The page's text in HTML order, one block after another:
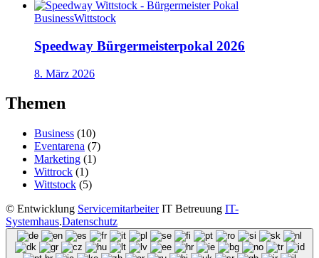
BusinessWittstock
Speedway Bürgermeisterpokal 2026
8. März 2026
Themen
Business (10)
Eventarena (7)
Marketing (1)
Wittrock (1)
Wittstock (5)
© Entwicklung ServicemitarbeiterIT Betreuung IT-
Systemhaus.Datenschutz